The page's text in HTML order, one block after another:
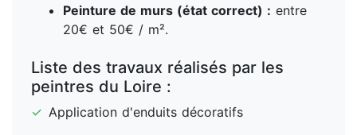
Peinture de murs (état correct) : entre
20€ et 50€ / m².
Liste des travaux réalisés par les
peintres du Loire :
✓ Application d'enduits décoratifs